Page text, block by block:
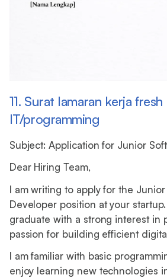
11. Surat lamaran kerja
IT/programming
Subject: Application for Junior
Dear Hiring Team,
I am writing to apply for the Junior
Developer position at your
graduate with a strong interest in
passion for building efficient
I am familiar with basic
enjoy learning new technologies